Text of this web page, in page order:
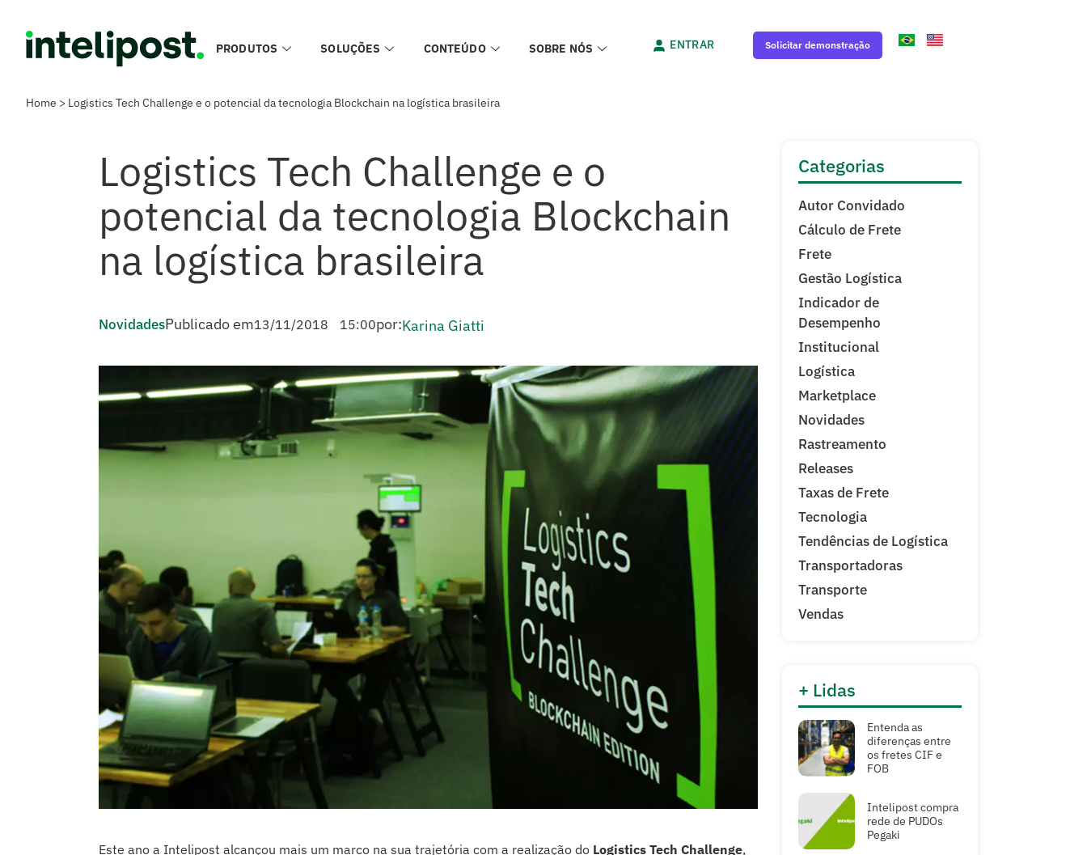
PRODUTOS SOLUÇÕES CONTEÚDO SOBRE NÓS ENTRAR Solicitar demonstração
Home > Logistics Tech Challenge e o potencial da tecnologia Blockchain na logística brasileira
Logistics Tech Challenge e o
potencial da tecnologia Blockchain
na logística brasileira
NovidadesPublicado em13/11/2018 15:00por:Karina Giatti
Este ano a Intelipost alcançou mais um marco na sua trajetória com a realização do Logistics Tech Challenge
Categorias
Autor Convidado
Cálculo de Frete
Frete
Gestão Logística
Indicador de
Desempenho
Institucional
Logística
Marketplace
Novidades
Rastreamento
Releases
Taxas de Frete
Tecnologia
Tendências de Logística
Transportadoras
Transporte
Vendas
+ Lidas
Entenda as
diferenças entre
os fretes CIF e
FOB
Intelipost compra
rede de PUDOs
Pegaki